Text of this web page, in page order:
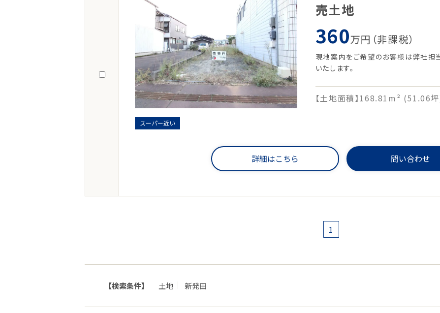
スーパー近い
売土地
360万円（非課税）
現地案内をご希望のお客様は弊社
いたします。
【土地面積】168.81m² (51.06
詳細はこちら 問い合わせ
1
【検索条件】 土地 新発田